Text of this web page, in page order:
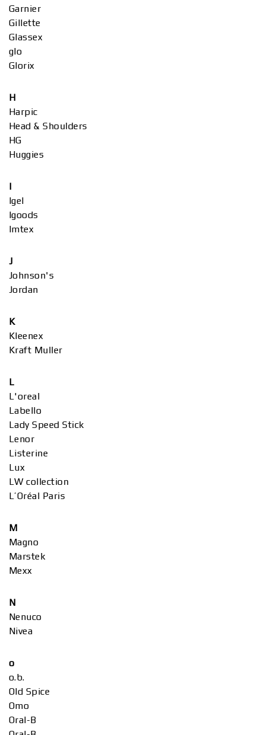
Garnier
Gillette
Glassex
glo
Glorix
H
Harpic
Head & Shoulders
HG
Huggies
I
Igel
Igoods
Imtex
J
Johnson's
Jordan
K
Kleenex
Kraft Muller
L
L'oreal
Labello
Lady Speed Stick
Lenor
Listerine
Lux
LW collection
L’Oréal Paris
M
Magno
Marstek
Mexx
N
Nenuco
Nivea
o
o.b.
Old Spice
Omo
Oral-B